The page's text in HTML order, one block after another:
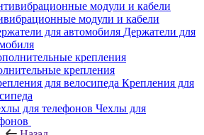
модули и кабели
Держатели для
крепления
Крепления для
Чехлы для